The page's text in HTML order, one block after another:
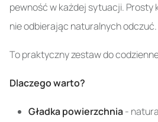
pewność w każdej sytuacji. Prosty
nie odbierając naturalnych odczuć.
To praktyczny zestaw do
Dlaczego warto?
Gładka powierzchnia-